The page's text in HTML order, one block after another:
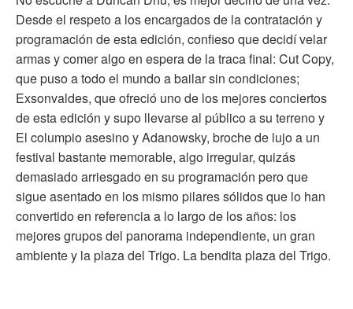
Desde el respeto a los encargados de la contratación y
programación de esta edición, confieso que decidí velar
armas y comer algo en espera de la traca final: Cut Copy,
que puso a todo el mundo a bailar sin condiciones;
Exsonvaldes, que ofreció uno de los mejores conciertos
de esta edición y supo llevarse al público a su terreno y
El columpio asesino y Adanowsky, broche de lujo a un
festival bastante memorable, algo irregular, quizás
demasiado arriesgado en su programación pero que
sigue asentado en los mismo pilares sólidos que lo han
convertido en referencia a lo largo de los años: los
mejores grupos del panorama independiente, un gran
ambiente y la plaza del Trigo. La bendita plaza del Trigo.